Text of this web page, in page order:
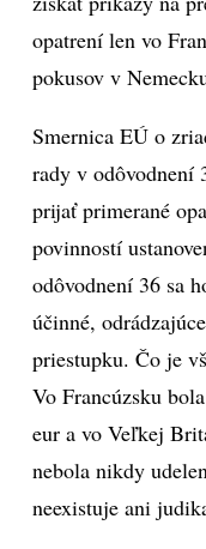
opatrení len vo
pokusov v
Smernica EÚ o
rady v odôvodnení
prijať primerané
povinností
odôvodnení 36 sa
účinné,
priestupku. Čo je
Vo Francúzsku
eur a vo Veľkej
nebola nikdy
neexistuje ani